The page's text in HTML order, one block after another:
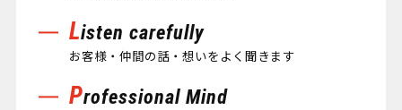
Listen carefully
お客様・仲間の話・想いをよく聞きます
Professional Mind